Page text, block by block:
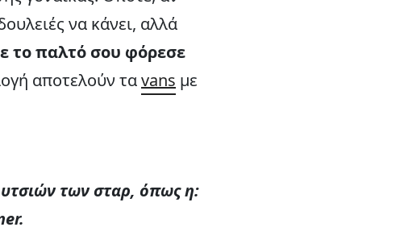
να κάνει, αλλά
το παλτό σου φόρεσε
αποτελούν ταvans με
των σταρ, όπως η: